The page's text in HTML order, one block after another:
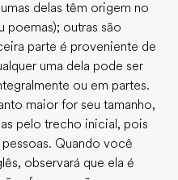
delas têm origem no
poemas); outras são
parte é proveniente de
uma dela pode ser
ou em partes.
maior for seu tamanho,
pelo trecho inicial, pois
Quando você
observará que ela é